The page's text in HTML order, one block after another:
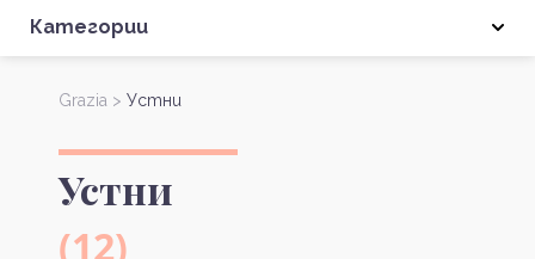
Категории
Grazia > Устни
Устни
(12)